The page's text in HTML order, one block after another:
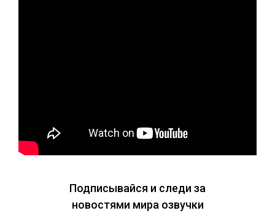
Подписывайся и следи за
новостями мира озвучки